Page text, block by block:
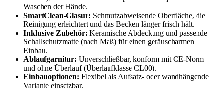
Waschen der Hände.
SmartClean-Glasur: Schmutzabweisende Oberfläche, die
Reinigung erleichtert und das Becken länger frisch hält.
Inklusive Zubehör: Keramische Abdeckung und passende
Schallschutzmatte (nach Maß) für einen geräuscharmen
Einbau.
Ablaufgarnitur: Unverschließbar, konform mit CE-Norm
und ohne Überlauf (Überlaufklasse CL00).
Einbauoptionen: Flexibel als Aufsatz- oder wandhängende
Variante einsetzbar.